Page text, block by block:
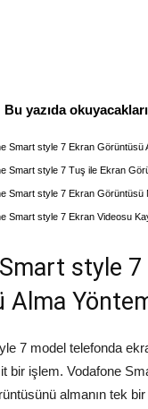
Bu yazıda
Smart style 7 Ekran Görüntüsü
Smart style 7 Tuş ile Ekran
Smart style 7 Ekran Görüntüsü
Smart style 7 Ekran Videosu
style 7
Alma
7 model telefonda
bir işlem. Vodafone
almanın tek